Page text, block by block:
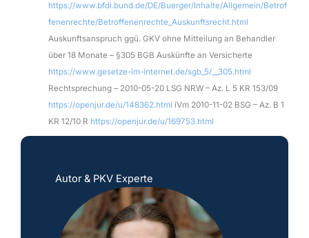
https://www.bfdi.bund.de/DE/Buerger/Inhalte/Allgemein/Betrof
fenenrechte/Betroffenenrechte_Auskunftsrecht.html
Auskunftsanspruch ggü. GKV ohne Mitteilung an Behandler
über 18 Monate – §305 BGB Auskünfte an Versicherte
https://www.gesetze-im-internet.de/sgb_5/__305.html
Rechtsprechung – 2010-05-20 LSG NRW – Az. L 5 KR 153/09
https://openjur.de/u/148362.html iVm 2010-11-02 BSG – Az. B 1
KR 12/10 R https://openjur.de/u/169753.html
Autor & PKV Experte